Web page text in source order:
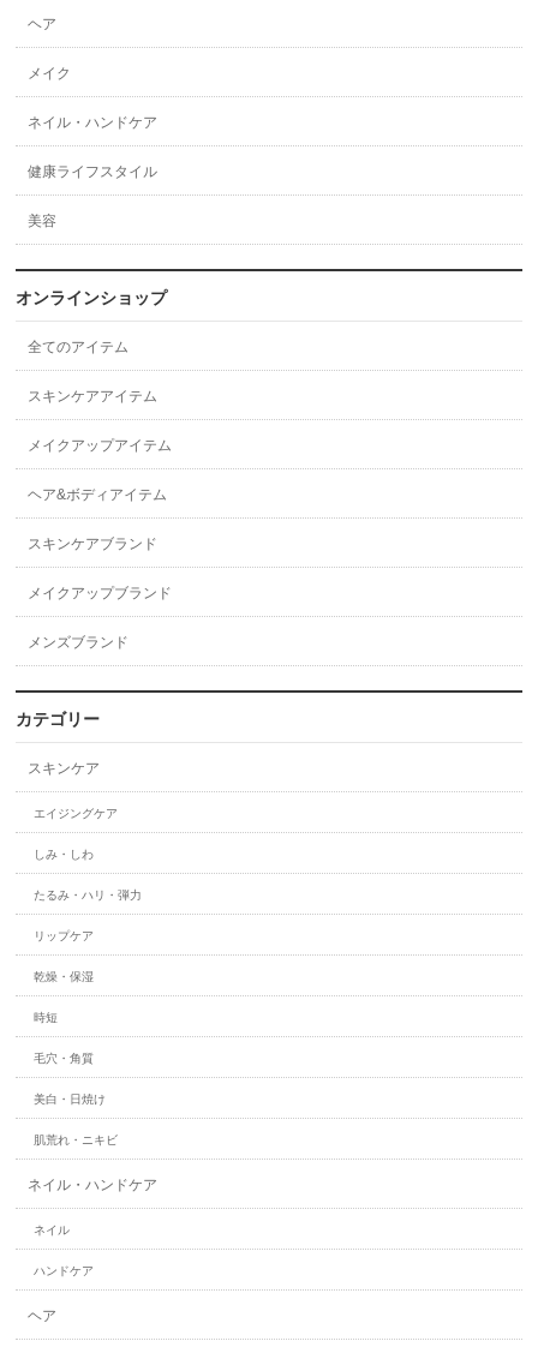
ヘア
メイク
ネイル・ハンドケア
健康ライフスタイル
美容
オンラインショップ
全てのアイテム
スキンケアアイテム
メイクアップアイテム
ヘア&ボディアイテム
スキンケアブランド
メイクアップブランド
メンズブランド
カテゴリー
スキンケア
エイジングケア
しみ・しわ
たるみ・ハリ・弾力
リップケア
乾燥・保湿
時短
毛穴・角質
美白・日焼け
肌荒れ・ニキビ
ネイル・ハンドケア
ネイル
ハンドケア
ヘア